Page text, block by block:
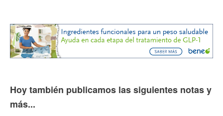
Hoy también publicamos las siguientes notas y
más...